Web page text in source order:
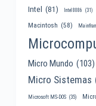
Intel (81) Intel 8086 (31)
Macintosh (58)
Micro Mundo (103)
Micro Sistemas
Microsoft MS-DOS (35)